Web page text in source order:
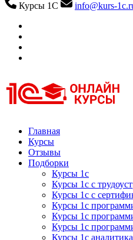
Курсы 1С
info@kurs-
Курсы 1С
Курсы 1С официальная
Главная
Курсы
Отзывы
Подборки
Курсы 1с
Курсы 1с с
Курсы 1с с
Курсы 1с
Курсы 1с
Курсы 1с
Курсы 1с аналитика